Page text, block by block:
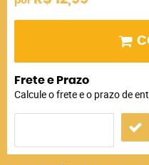
Frete e Prazo
Calcule o frete e o prazo de